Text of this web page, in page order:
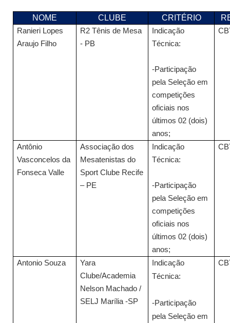
NOME CLUBE CRITÉRIO
Ranieri Lopes
Araujo Filho
R2 Tênis de Mesa
- PB
Indicação
Técnica:
-Participação
pela Seleção em
competições
oficiais nos
últimos 02 (dois)
anos;
Antônio
Vasconcelos da
Fonseca Valle
Associação dos
Mesatenistas do
Sport Clube Recife
– PE
Indicação
Técnica:
-Participação
pela Seleção em
competições
oficiais nos
últimos 02 (dois)
anos;
Antonio Souza
Yara
Clube/Academia
Nelson Machado /
SELJ Marília -SP
Indicação
Técnica:
-Participação
pela Seleção em